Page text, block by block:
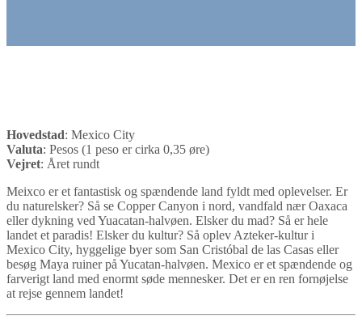
Hovedstad: Mexico City
Valuta: Pesos (1 peso er cirka 0,35 øre)
Vejret: Året rundt
Meixco er et fantastisk og spændende land fyldt med oplevelser. Er
du naturelsker? Så se Copper Canyon i nord, vandfald nær Oaxaca
eller dykning ved Yuacatan-halvøen. Elsker du mad? Så er hele
landet et paradis! Elsker du kultur? Så oplev Azteker-kultur i
Mexico City, hyggelige byer som San Cristóbal de las Casas eller
besøg Maya ruiner på Yucatan-halvøen. Mexico er et spændende og
farverigt land med enormt søde mennesker. Det er en ren fornøjelse
at rejse gennem landet!